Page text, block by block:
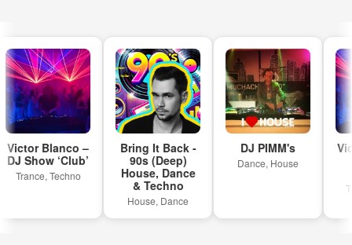
het event, het publiek en het tijdslot, zodat energie
en flow optimaal aansluiten bij de setting.
Geen standaard feest-DJ, maar een gerichte dance-
performance voor de dansvloer.
Victor Blanco –
DJ Show ‘Club’
Trance, Techno
Bring It Back -
90s (Deep)
House, Dance
& Techno
House, Dance
DJ PIMM's
Dance, House